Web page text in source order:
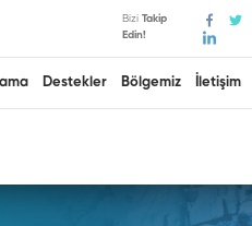
BiziTakip
Edin!
Destekler Bölgemiz İletişim